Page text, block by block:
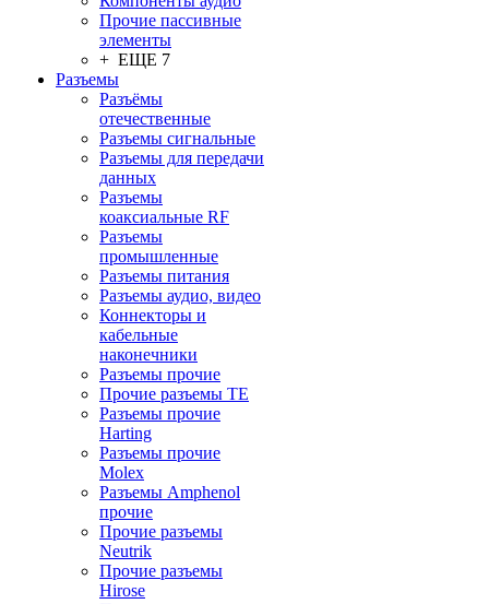
Прочие пассивные
элементы
+ ЕЩЕ 7
Разъeмы
Разъёмы
отечественные
Разъeмы сигнальные
Разъeмы для передачи
данных
Разъeмы
коаксиальные RF
Разъeмы
промышленные
Разъeмы питания
Разъeмы аудио, видео
Коннекторы и
кабельные
наконечники
Разъeмы прочие
Прочие разъемы TE
Разъемы прочие
Harting
Разъемы прочие
Molex
Разъемы Amphenol
прочие
Прочие разъемы
Neutrik
Прочие разъемы
Hirose